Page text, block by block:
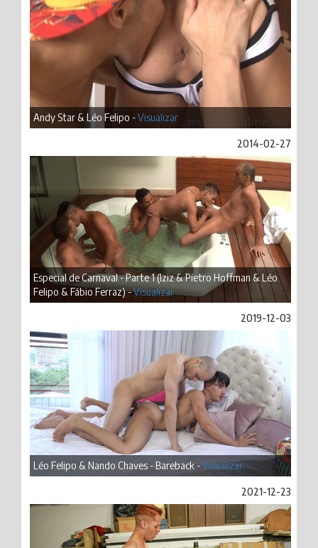
Andy Star & Léo Felipo -Visualizar
2014-02-27
Especial de Carnaval - Parte 1 (Iziz & Pietro Hoffman & Léo
Felipo & Fábio Ferraz) -Visualizar
2019-12-03
Léo Felipo & Nando Chaves - Bareback -Visualizar
2021-12-23